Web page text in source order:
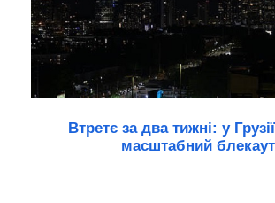
Втретє за два тижні: у
масштабний блекаут